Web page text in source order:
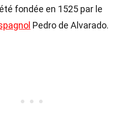
fondée en 1525 par le
Pedro de Alvarado.